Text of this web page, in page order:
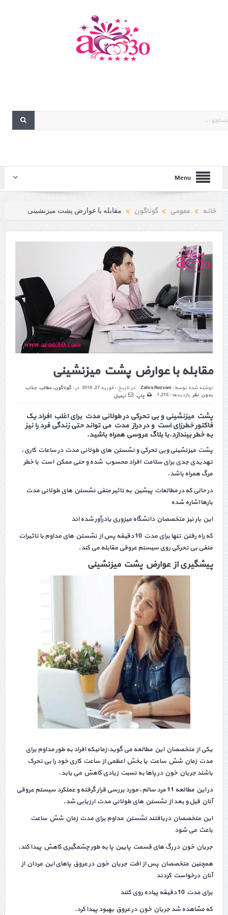
Menu
خانه عمومی گوناگون مقابله با عوارض پشت میزنشینی
مقابله با عوارض پشت میزنشینی
نوشته شده توسط : Zahra Rezvani در تاریخ :فوریه 27, 2018 در : گوناگون,مطالب جذاب
بدون نظر بازدیدها : 1,215 چاپ ایمیل
پشت میزنشینی و بی تحرکی در طولانی مدت برای اغلب افراد یک
فاکتور خطرزای است و در دراز مدت می تواند حتی زندگی فرد را نیز
به خطر بیندازد.بابلاگ عروسی همراه باشید.
پشت میزنشینی وبی تحرکی و نشستن های طولانی مدت در ساعات کاری،
تهدیدی جدی برای سلامت افراد محسوب شده و حتی ممکن است با خطر
مرگ همراه باشد.
در حالی که در مطالعات پیشین به تاثیر منفی نشستن های طولانی مدت
بارها اشاره شده
این بار نیز متخصصان دانشگاه میزوری یادرآور شده اند
که راه رفتن تنها برای مدت 10 دقیقه پس از نشستن های مداوم با تاثیرات
منفی بی تحرکی روی سیستم عروقی مقابله می کند.
پیشگیری از عوارضپشت میزنشینی
یکی از متخصصان این مطالعه می گوید:زمانیکه افراد به طور مداوم برای
مدت زمان شش ساعت یا بخش اعظمی از ساعت کاری خود را بی تحرک
باشند جریان خون در پاها به نسبت زیادی کاهش می یابد.
در این مطالعه 11 مرد سالم، مورد بررسی قرار گرفته و عملکرد سیستم عروقی
آنان قبل و بعد از نشستن های طولانی مدت ارزیابی شد.
این متخصصان دریافتند نشستن مداوم برای مدت زمان شش ساعت
باعث می شود
جریان خون در رگ های قسمت پایین پا به طور چشمگیری کاهش پیدا کند.
همچنین متخصصان پس از افت جریان خون در عروق پاهای این مردان از
آنان درخواست کردند
برای مدت 10 دقیقه پیاده روی کنند
که مشاهده شد جریان خون در عروق بهبود پیدا کرد.